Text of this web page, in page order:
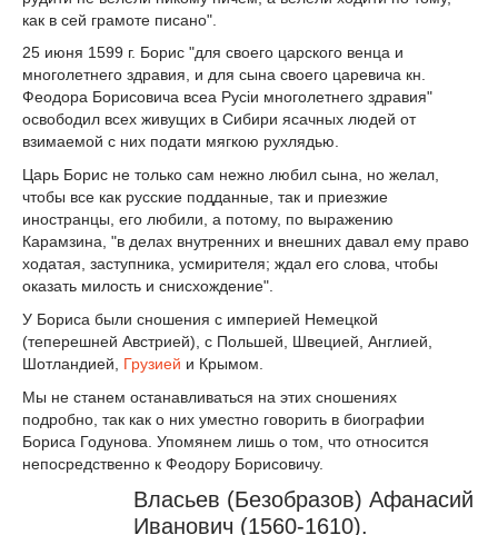
как в сей грамоте писано".
25 июня 1599 г. Борис "для своего царского венца и
многолетнего здравия, и для сына своего царевича кн.
Феодора Борисовича всеа Русiи многолетнего здравия"
освободил всех живущих в Сибири ясачных людей от
взимаемой с них подати мягкою рухлядью.
Царь Борис не только сам нежно любил сына, но желал,
чтобы все как русские подданные, так и приезжие
иностранцы, его любили, а потому, по выражению
Карамзина, "в делах внутренних и внешних давал ему право
ходатая, заступника, усмирителя; ждал его слова, чтобы
оказать милость и снисхождение".
У Бориса были сношения с империей Немецкой
(теперешней Австрией), с Польшей, Швецией, Англией,
Шотландией, Грузией и Крымом.
Мы не станем останавливаться на этих сношениях
подробно, так как о них уместно говорить в биографии
Бориса Годунова. Упомянем лишь о том, что относится
непосредственно к Феодору Борисовичу.
Власьев (Безобразов) Афанасий
Иванович (1560-1610).